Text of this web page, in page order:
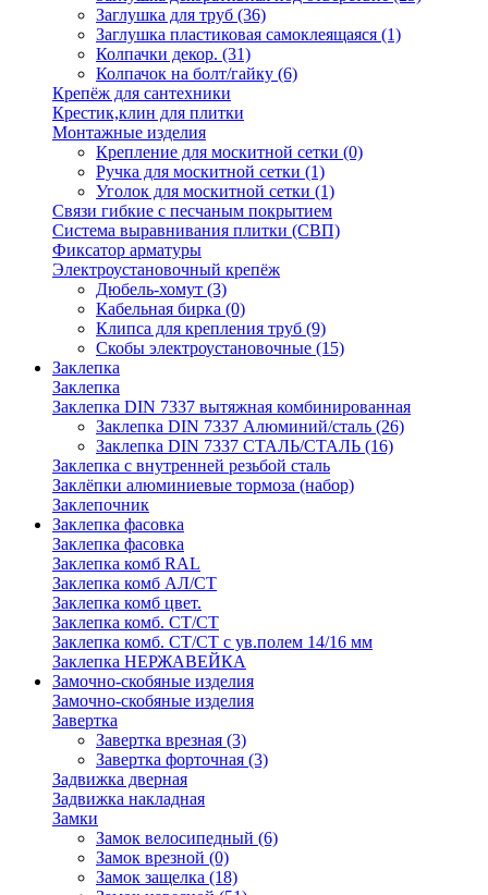
Заглушка для труб (36)
Заглушка пластиковая самоклеящаяся (1)
Колпачки декор. (31)
Колпачок на болт/гайку (6)
Крепёж для сантехники
Крестик,клин для плитки
Монтажные изделия
Крепление для москитной сетки (0)
Ручка для москитной сетки (1)
Уголок для москитной сетки (1)
Связи гибкие с песчаным покрытием
Система выравнивания плитки (СВП)
Фиксатор арматуры
Электроустановочный крепёж
Дюбель-хомут (3)
Кабельная бирка (0)
Клипса для крепления труб (9)
Скобы электроустановочные (15)
Заклепка
Заклепка
Заклепка DIN 7337 вытяжная комбинированная
Заклепка DIN 7337 Алюминий/сталь (26)
Заклепка DIN 7337 СТАЛЬ/СТАЛЬ (16)
Заклепка с внутренней резьбой сталь
Заклёпки алюминиевые тормоза (набор)
Заклепочник
Заклепка фасовка
Заклепка фасовка
Заклепка комб RAL
Заклепка комб АЛ/СТ
Заклепка комб цвет.
Заклепка комб. СТ/СТ
Заклепка комб. СТ/СТ с ув.полем 14/16 мм
Заклепка НЕРЖАВЕЙКА
Замочно-скобяные изделия
Замочно-скобяные изделия
Завертка
Завертка врезная (3)
Завертка форточная (3)
Задвижка дверная
Задвижка накладная
Замки
Замок велосипедный (6)
Замок врезной (0)
Замок защелка (18)